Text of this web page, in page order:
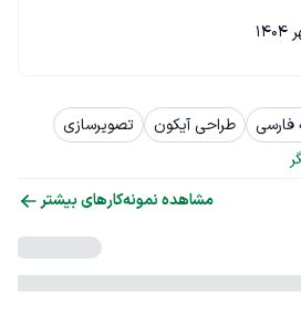
فارسی طراحی آیکون
تصویرسازی
مشاهده نمونه‌کارهای بیشتر